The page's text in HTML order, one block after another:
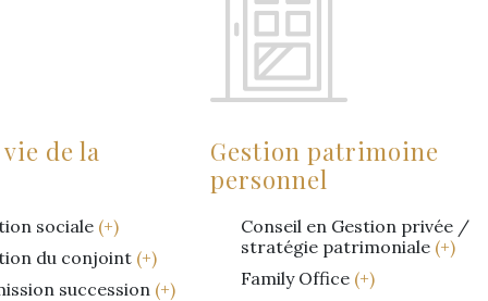
de la
sociale (+)
du conjoint (+)
succession (+)
Gestion patrimoine
personnel
Conseil en Gestion privée /
stratégie patrimoniale (+)
Family Office (+)